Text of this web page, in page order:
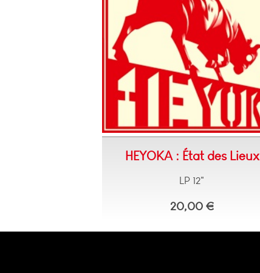
HEYOKA : État des Lieux
LP 12"
20,00 €